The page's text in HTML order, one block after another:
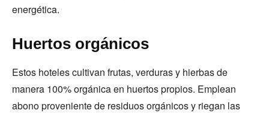
energética.
Huertos orgánicos
Estos hoteles cultivan frutas, verduras y hierbas de
manera 100% orgánica en huertos propios. Emplean
abono proveniente de residuos orgánicos y riegan las